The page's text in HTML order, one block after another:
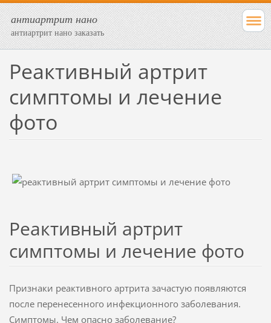
антиартрит нано
антиартрит нано заказать
Реактивный артрит
симптомы и лечение
фото
Реактивный артрит
симптомы и лечение фото
Признаки реактивного артрита зачастую появляются
после перенесенного инфекционного заболевания.
Симптомы. Чем опасно заболевание?